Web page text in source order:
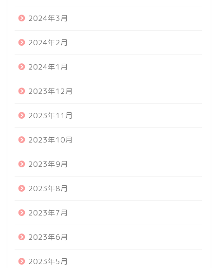
2024年3月
2024年2月
2024年1月
2023年12月
2023年11月
2023年10月
2023年9月
2023年8月
2023年7月
2023年6月
2023年5月